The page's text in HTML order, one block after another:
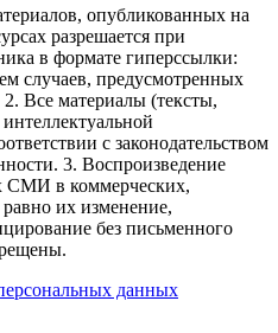
опубликованных на
разрешается при
в формате гиперссылки:
случаев, предусмотренных
2. Все материалы (тексты,
с законодательством
3. Воспроизведение
СМИ в коммерческих,
их изменение,
без письменного
данных